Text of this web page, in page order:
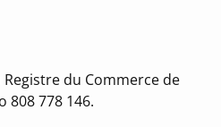
du Commerce de
808 778 146.